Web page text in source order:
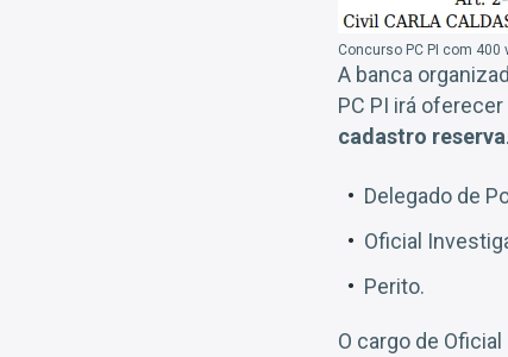
Concurso PC PI com
A banca
PC PI irá
cadastro reserva
Delegado de
Oficial
Perito.
O cargo de